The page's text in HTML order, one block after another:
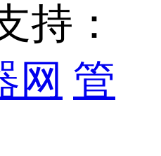
持：
网 管